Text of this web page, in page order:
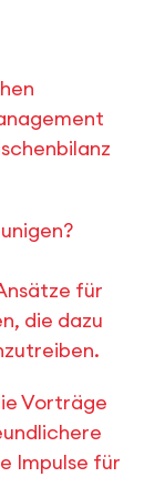
für
die dazu
Vorträge
Impulse für